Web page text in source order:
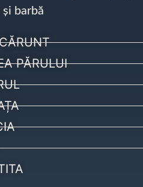
și barbă
PĂRULUI